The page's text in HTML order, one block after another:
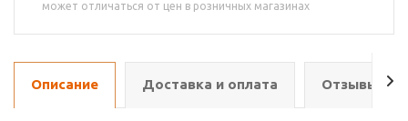
может отличаться от цен в розничных магазинах
Описание Доставка и оплата Отзывы о